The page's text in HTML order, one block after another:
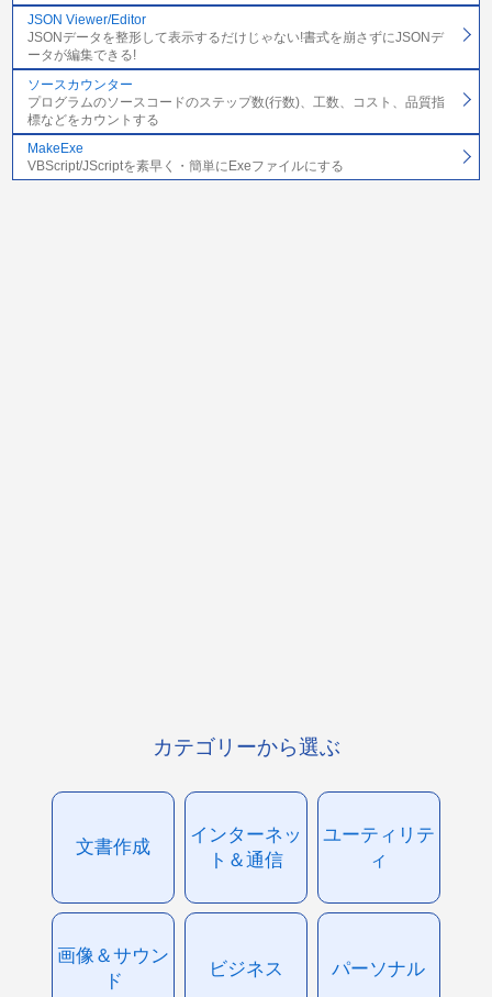
JSON Viewer/Editor
JSONデータを整形して表示するだけじゃない!書式を崩さずにJSONデ
ータが編集できる!
ソースカウンター
プログラムのソースコードのステップ数(行数)、工数、コスト、品質指
標などをカウントする
MakeExe
VBScript/JScriptを素早く・簡単にExeファイルにする
カテゴリーから選ぶ
文書作成
インターネッ
ト＆通信
ユーティリテ
ィ
画像＆サウン
ド
ビジネス パーソナル